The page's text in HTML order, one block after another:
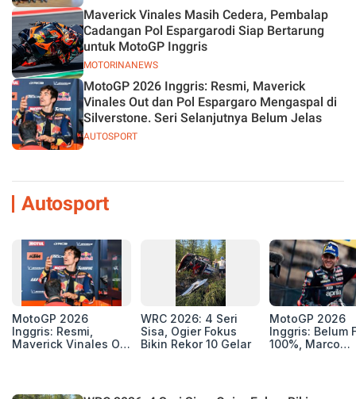
MOTORINANEWS
Maverick Vinales Masih Cedera, Pembalap
Cadangan Pol Espargarodi Siap Bertarung
untuk MotoGP Inggris
AUTOSPORT
MotoGP 2026 Inggris: Resmi, Maverick
Vinales Out dan Pol Espargaro Mengaspal di
Silverstone. Seri Selanjutnya Belum Jelas
Autosport
MotoGP 2026
Inggris: Resmi,
Maverick Vinales Out
Selanjutnya Belum
WRC 2026: 4 Seri
Sisa, Ogier Fokus
Bikin Rekor 10 Gelar
MotoGP 2026
Inggris: Belum
100%, Marco